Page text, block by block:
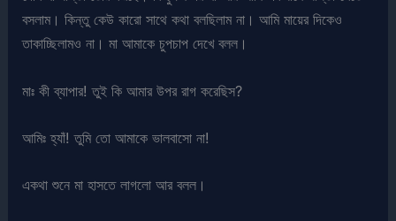
বসলাম। কিন্তু কেউ কারো সাথে কথা বলছিলাম না। আমি মায়ের দিকেও
তাকাচ্ছিলামও না। মা আমাকে চুপচাপ দেখে বলল।
মাঃ কী ব্যাপার! তুই কি আমার উপর রাগ করেছিস?
আমিঃ হ্যাঁ! তুমি তো আমাকে ভালবাসো না!
একথা শুনে মা হাসতে লাগলো আর বলল।